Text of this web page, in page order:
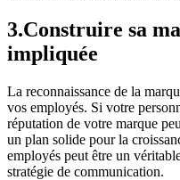
3.Construire sa
impliquée
La reconnaissance de la
vos employés. Si votre
réputation de votre marque
un plan solide pour la
employés peut être un
stratégie de communication.